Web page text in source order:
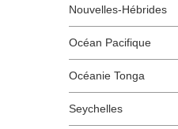
Nouvelles-Hébrides
Océan Pacifique
Océanie Tonga
Seychelles